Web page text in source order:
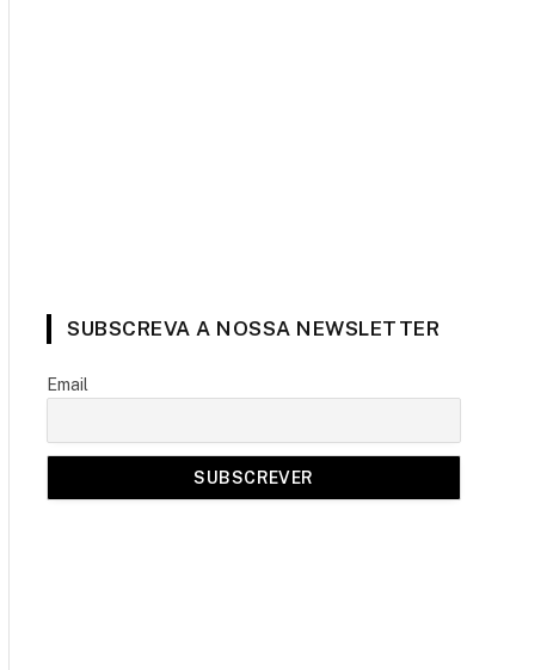
SUBSCREVA A NOSSA NEWSLETTER
Email